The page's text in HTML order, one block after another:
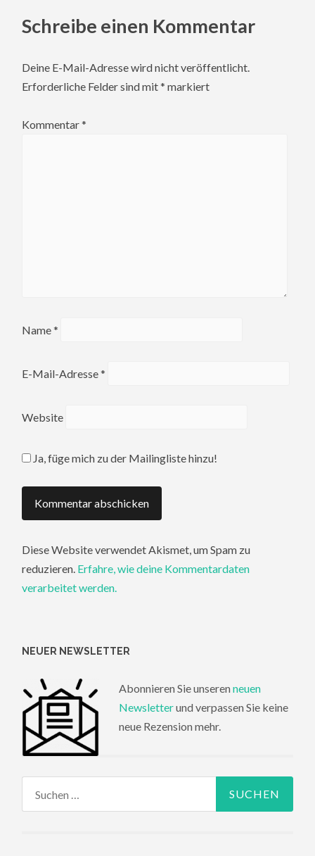
Schreibe einen Kommentar
Deine E-Mail-Adresse wird nicht veröffentlicht.
Erforderliche Felder sind mit* markiert
Kommentar*
Name*
E-Mail-Adresse*
Website
Ja, füge mich zu der Mailingliste hinzu!
Diese Website verwendet Akismet, um Spam zu
reduzieren. Erfahre, wie deine Kommentardaten
verarbeitet werden.
NEUER NEWSLETTER
Abonnieren Sie unseren neuen
Newsletterund verpassen Sie keine
neue Rezension mehr.